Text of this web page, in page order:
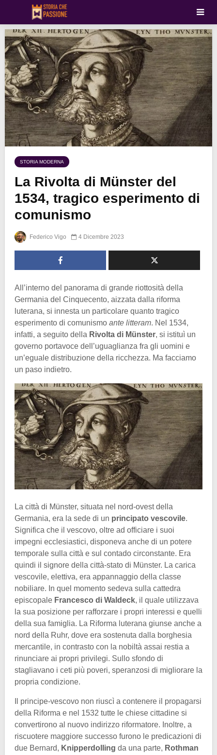
STORIA MODERNA
La Rivolta di Münster del
1534, tragico esperimento di
comunismo
Federico Vigo 4 Dicembre 2023
All’interno del panorama di grande riottosità della
Germania del Cinquecento, aizzata dalla riforma
luterana, si innesta un particolare quanto tragico
esperimento di comunismo ante litteram. Nel 1534,
infatti, a seguito della Rivolta di Münster, si istituì un
governo portavoce dell’uguaglianza fra gli uomini e
un’eguale distribuzione della ricchezza. Ma facciamo
un paso indietro.
La città di Münster, situata nel nord-ovest della
Germania, era la sede di un principato vescovile.
Significa che il vescovo, oltre ad officiare i suoi
impegni ecclesiastici, disponeva anche di un potere
temporale sulla città e sul contado circonstante. Era
quindi il signore della città-stato di Münster. La carica
vescovile, elettiva, era appannaggio della classe
nobiliare. In quel momento sedeva sulla cattedra
episcopale Francesco di Waldeck, il quale utilizzava
la sua posizione per rafforzare i propri interessi e quelli
della sua famiglia. La Riforma luterana giunse anche a
nord della Ruhr, dove era sostenuta dalla borghesia
mercantile, in contrasto con la nobiltà assai restia a
rinunciare ai propri privilegi. Sullo sfondo di
stagliavano i ceti più poveri, speranzosi di migliorare la
propria condizione.
Il principe-vescovo non riuscì a contenere il propagarsi
della Riforma e nel 1532 tutte le chiese cittadine si
convertirono al nuovo indirizzo riformatore. Inoltre, a
riscuotere maggiore successo furono le predicazioni di
due Bernard, Knipperdolling da una parte, Rothman